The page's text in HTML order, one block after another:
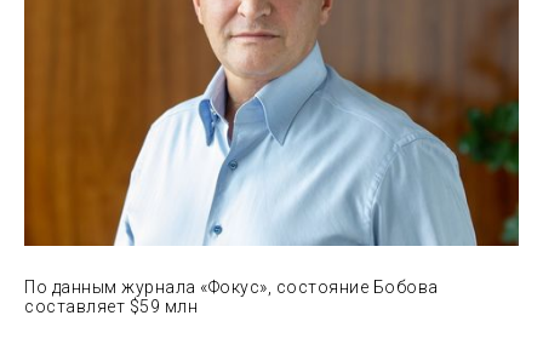
По данным журнала «Фокус», состояние Бобова
составляет $59 млн